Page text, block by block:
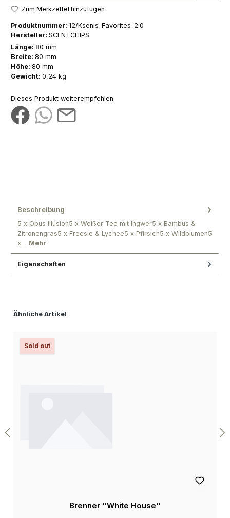
Zum Merkzettel hinzufügen
Produktnummer: 12/Ksenis_Favorites_2.0
Hersteller: SCENTCHIPS
Länge: 80 mm
Breite: 80 mm
Höhe: 80 mm
Gewicht: 0,24 kg
Dieses Produkt weiterempfehlen:
Beschreibung
5 x Opus Illusion5 x Weißer Tee mit Ingwer5 x Bambus &
Zitronengras5 x Freesie & Lychee5 x Pfirsich5 x Wildblumen5
x… Mehr
Eigenschaften
Produktgalerie überspringen
Ähnliche Artikel
Sold out
Brenner "White House"